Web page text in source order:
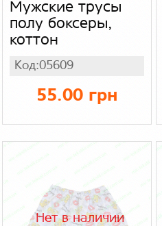
Мужские трусы
полу боксеры,
коттон
Код:05609
55.00 грн
Нет в наличии